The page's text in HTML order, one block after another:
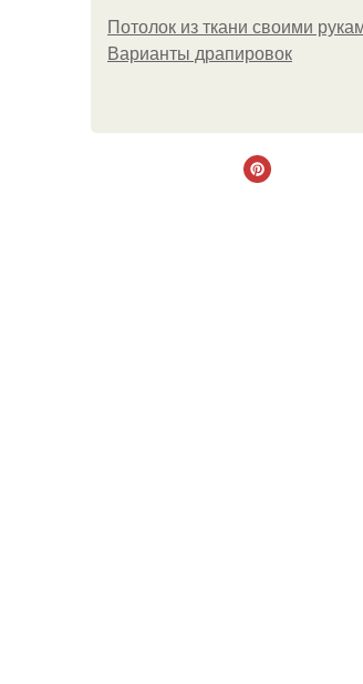
Потолок из ткани своими
Варианты драпировок